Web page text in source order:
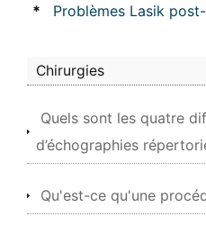
* Problèmes Lasik
Chirurgies
Quels sont les quatre
d’échographies
Qu'est-ce qu'une